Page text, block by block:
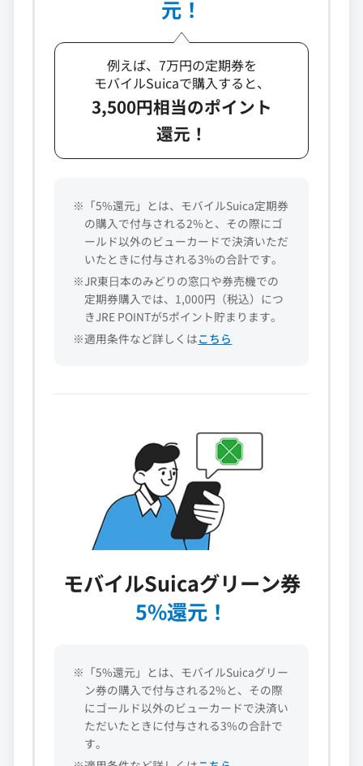
元！
例えば、7万円の定期券を
モバイルSuicaで購入すると、
3,500円相当のポイント
還元！
※「5%還元」とは、モバイルSuica定期券
の購入で付与される2%と、その際にゴ
ールド以外のビューカードで決済いただ
いたときに付与される3%の合計です。
※JR東⽇本のみどりの窓⼝や券売機での
定期券購入では、1,000円（税込）につ
きJRE POINTが5ポイント貯まります。
※適用条件など詳しくはこちら
モバイルSuicaグリーン券
5%還元！
※「5%還元」とは、モバイルSuicaグリー
ン券の購入で付与される2%と、その際
にゴールド以外のビューカードで決済い
ただいたときに付与される3%の合計で
す。